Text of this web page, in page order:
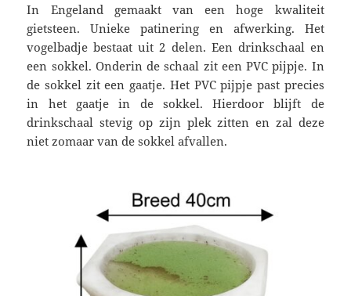
In Engeland gemaakt van een hoge kwaliteit
gietsteen. Unieke patinering en afwerking. Het
vogelbadje bestaat uit 2 delen. Een drinkschaal en
een sokkel. Onderin de schaal zit een PVC pijpje. In
de sokkel zit een gaatje. Het PVC pijpje past precies
in het gaatje in de sokkel. Hierdoor blijft de
drinkschaal stevig op zijn plek zitten en zal deze
niet zomaar van de sokkel afvallen.